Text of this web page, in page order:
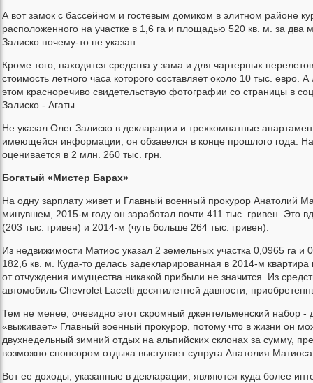
А вот замок с бассейном и гостевым домиком в элитном районе
расположенного на участке в 1,6 га и площадью 520 кв. м. за два
Залиско почему-то не указан.
Кроме того, находятся средства у зама и для чартерных
стоимость летного часа которого составляет около 10 тыс. евро.
этом красноречиво свидетельствую фотографии со страницы в
Залиско - Агаты.
Не указал Олег Залиско в декларации и трехкомнатные
имеющейся информации, он обзавелся в конце прошлого года.
оценивается в 2 млн. 260 тыс. грн.
Богатый «Мистер Барах»
На одну зарплату живет и Главный военный прокурор Анатолий
минувшем, 2015-м году он заработал почти 411 тыс. гривен. Это
(203 тыс. гривен) и 2014-м (чуть больше 264 тыс. гривен).
Из недвижимости Матиос указал 2 земельных участка 0,0965 га
182,6 кв. м. Куда-то делась задекларированная в 2014-м
от отчуждения имущества никакой прибыли не значится. Из
автомобиль Chevrolet Lacetti десятилетней давности,
Тем не менее, очевидно этот скромный джентельменский набор -
«выживает» Главный военный прокурор, потому что в жизни он
двухнедельный зимний отдых на альпийских склонах за сумму,
возможно спонсором отдыха выступает супруга Анатолия
Вот ее доходы, указанные в декларации, являются куда более